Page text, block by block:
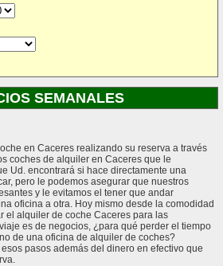
SEMANALES
en Caceres realizando su reserva a través
coches de alquiler en Caceres que le
Ud. encontrará si hace directamente una
pero le podemos asegurar que nuestros
y le evitamos el tener que andar
oficina a otra. Hoy mismo desde la comodidad
el alquiler de coche Caceres para las
es de negocios, ¿para qué perder el tiempo
de una oficina de alquiler de coches?
pasos además del dinero en efectivo que